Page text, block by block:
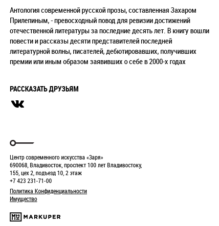
Антология современной русской прозы, составленная Захаром
Прилепиным, - превосходный повод для ревизии достижений
отечественной литературы за последние десять лет. В книгу вошли
повести и рассказы десяти представителей последней
литературной волны, писателей, дебютировавших, получивших
премии или иным образом заявивших о себе в 2000-х годах
РАССКАЗАТЬ ДРУЗЬЯМ
Центр современного искусства «Заря»
690068, Владивосток, проспект 100 лет Владивостоку,
155, цех 2, подъезд 10, 2 этаж
+7 423 231-71-00
Политика Конфиденциальности
Имущество